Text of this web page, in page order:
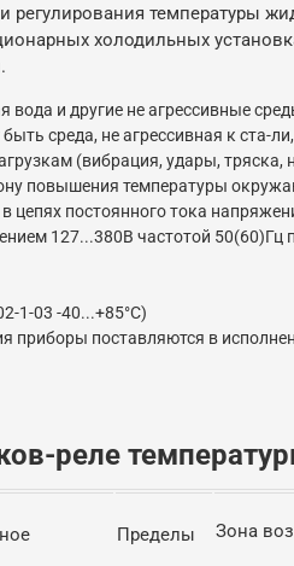
температуры
холодильных
и другие не агрессивные
среда, не агрессивная к ста-
(вибрация, удары,
повышения температуры
постоянного тока
127...380В частотой 50(60)Гц
1-03 -40...+85°С)
приборы поставляются в
реле
Пределы Зона